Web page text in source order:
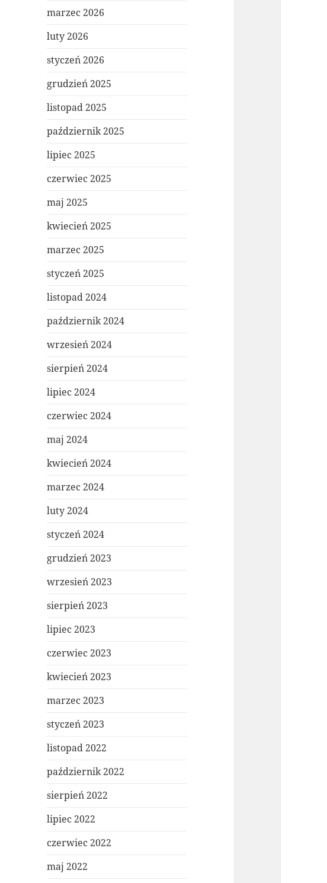
marzec 2026
luty 2026
styczeń 2026
grudzień 2025
listopad 2025
październik 2025
lipiec 2025
czerwiec 2025
maj 2025
kwiecień 2025
marzec 2025
styczeń 2025
listopad 2024
październik 2024
wrzesień 2024
sierpień 2024
lipiec 2024
czerwiec 2024
maj 2024
kwiecień 2024
marzec 2024
luty 2024
styczeń 2024
grudzień 2023
wrzesień 2023
sierpień 2023
lipiec 2023
czerwiec 2023
kwiecień 2023
marzec 2023
styczeń 2023
listopad 2022
październik 2022
sierpień 2022
lipiec 2022
czerwiec 2022
maj 2022